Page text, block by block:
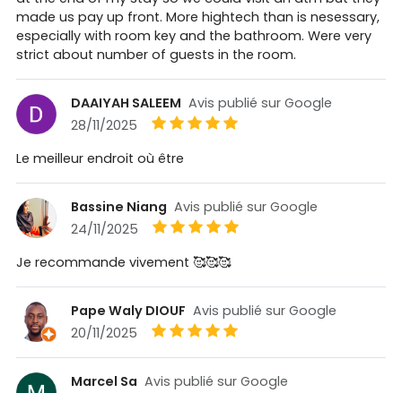
made us pay up front. More hightech than is nesessary,
especially with room key and the bathroom. Were very
strict about number of guests in the room.
DAAIYAH SALEEM Avis publié sur Google
28/11/2025
Le meilleur endroit où être
Bassine Niang Avis publié sur Google
24/11/2025
Je recommande vivement 🥰🥰🥰
Pape Waly DIOUF Avis publié sur Google
20/11/2025
Marcel Sa Avis publié sur Google